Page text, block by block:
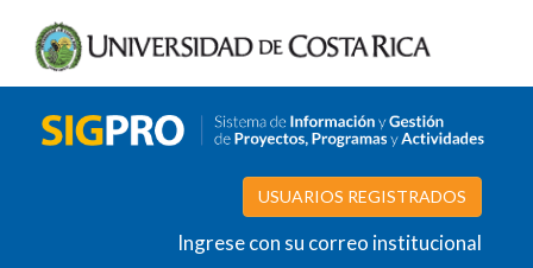
USUARIOS REGISTRADOS
Ingrese con su correo institucional